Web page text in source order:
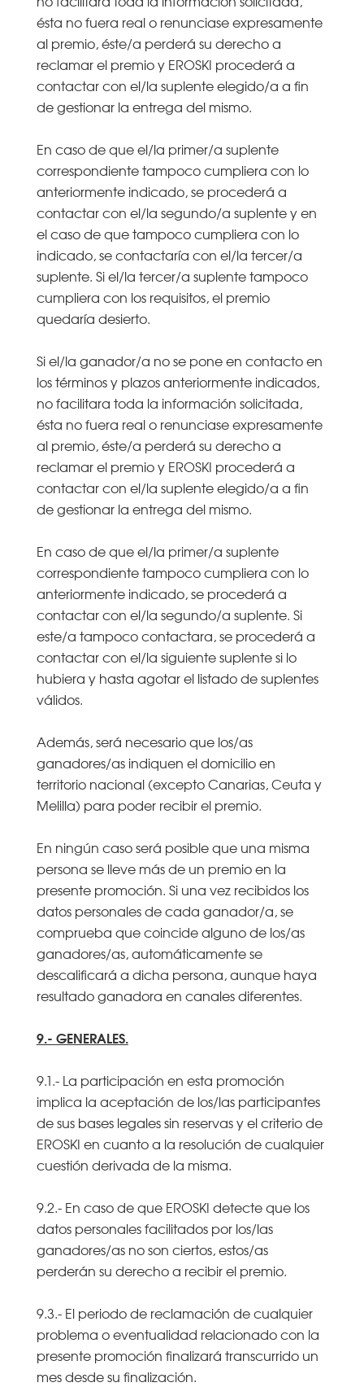
ésta no fuera real o renunciase expresamente
al premio, éste/a perderá su derecho a
reclamar el premio y EROSKI procederá a
contactar con el/la suplente elegido/a a fin
de gestionar la entrega del mismo.
En caso de que el/la primer/a suplente
correspondiente tampoco cumpliera con lo
anteriormente indicado, se procederá a
contactar con el/la segundo/a suplente y en
el caso de que tampoco cumpliera con lo
indicado, se contactaría con el/la tercer/a
suplente. Si el/la tercer/a suplente tampoco
cumpliera con los requisitos, el premio
quedaría desierto.
Si el/la ganador/a no se pone en contacto en
los términos y plazos anteriormente indicados,
no facilitara toda la información solicitada,
ésta no fuera real o renunciase expresamente
al premio, éste/a perderá su derecho a
reclamar el premio y EROSKI procederá a
contactar con el/la suplente elegido/a a fin
de gestionar la entrega del mismo.
En caso de que el/la primer/a suplente
correspondiente tampoco cumpliera con lo
anteriormente indicado, se procederá a
contactar con el/la segundo/a suplente. Si
este/a tampoco contactara, se procederá a
contactar con el/la siguiente suplente si lo
hubiera y hasta agotar el listado de suplentes
válidos.
Además, será necesario que los/as
ganadores/as indiquen el domicilio en
territorio nacional (excepto Canarias, Ceuta y
Melilla) para poder recibir el premio.
En ningún caso será posible que una misma
persona se lleve más de un premio en la
presente promoción. Si una vez recibidos los
datos personales de cada ganador/a, se
comprueba que coincide alguno de los/as
ganadores/as, automáticamente se
descalificará a dicha persona, aunque haya
resultado ganadora en canales diferentes.
9.- GENERALES.
9.1.- La participación en esta promoción
implica la aceptación de los/las participantes
de sus bases legales sin reservas y el criterio de
EROSKI en cuanto a la resolución de cualquier
cuestión derivada de la misma.
9.2.- En caso de que EROSKI detecte que los
datos personales facilitados por los/las
ganadores/as no son ciertos, estos/as
perderán su derecho a recibir el premio.
9.3.- El periodo de reclamación de cualquier
problema o eventualidad relacionado con la
presente promoción finalizará transcurrido un
mes desde su finalización.